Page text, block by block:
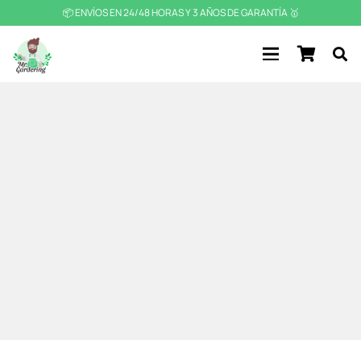
📦 ENVÍOS EN 24/48 HORAS Y 3 AÑOS DE GARANTÍA 🥇